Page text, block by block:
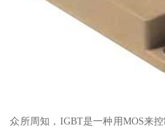
众所周知，IGBT是一种用MOS来